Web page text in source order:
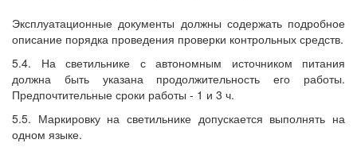
Эксплуатационные документы должны содержать подробное
описание порядка проведения проверки контрольных средств.
5.4. На светильнике с автономным источником питания
должна быть указана продолжительность его работы.
Предпочтительные сроки работы - 1 и 3 ч.
5.5. Маркировку на светильнике допускается выполнять на
одном языке.